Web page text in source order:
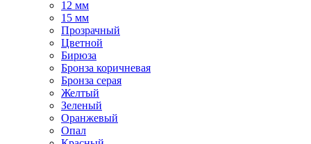
12 мм
15 мм
Прозрачный
Цветной
Бирюза
Бронза коричневая
Бронза серая
Желтый
Зеленый
Оранжевый
Опал